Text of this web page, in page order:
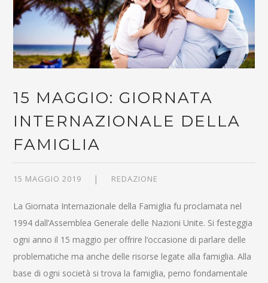
15 MAGGIO: GIORNATA
INTERNAZIONALE DELLA
FAMIGLIA
15 MAGGIO 2019 REDAZIONE
La Giornata Internazionale della Famiglia fu proclamata nel
1994 dall’Assemblea Generale delle Nazioni Unite. Si festeggia
ogni anno il 15 maggio per offrire l’occasione di parlare delle
problematiche ma anche delle risorse legate alla famiglia. Alla
base di ogni società si trova la famiglia, perno fondamentale